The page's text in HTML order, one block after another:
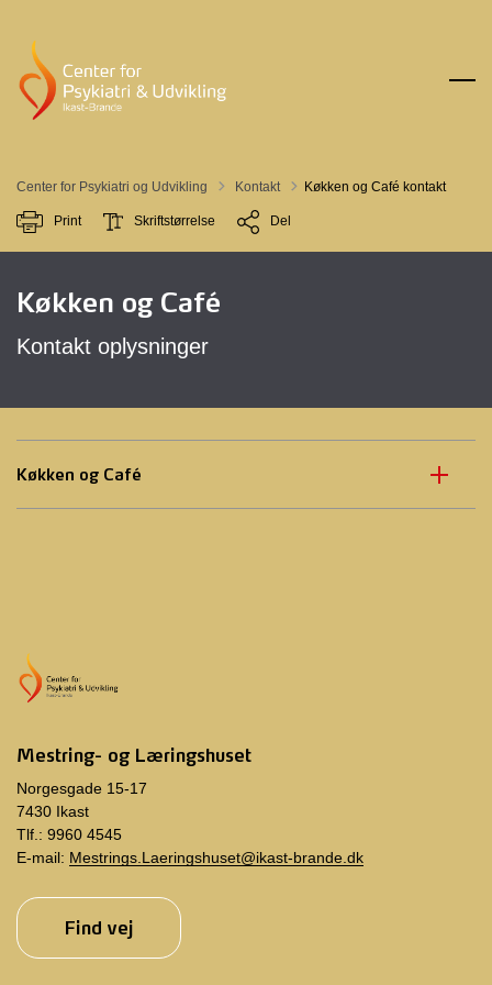
Center for Psykiatri og Udvikling Tilbage til
Kontakt Køkken og Café kontakt
Print Skriftstørrelse Del
Køkken og Café
Kontakt oplysninger
Køkken og Café
Mestring- og Læringshuset
Norgesgade 15-17
7430 Ikast
Tlf.: 9960 4545
E-mail: Mestrings.Laeringshuset@ikast-brande.dk
Find vej